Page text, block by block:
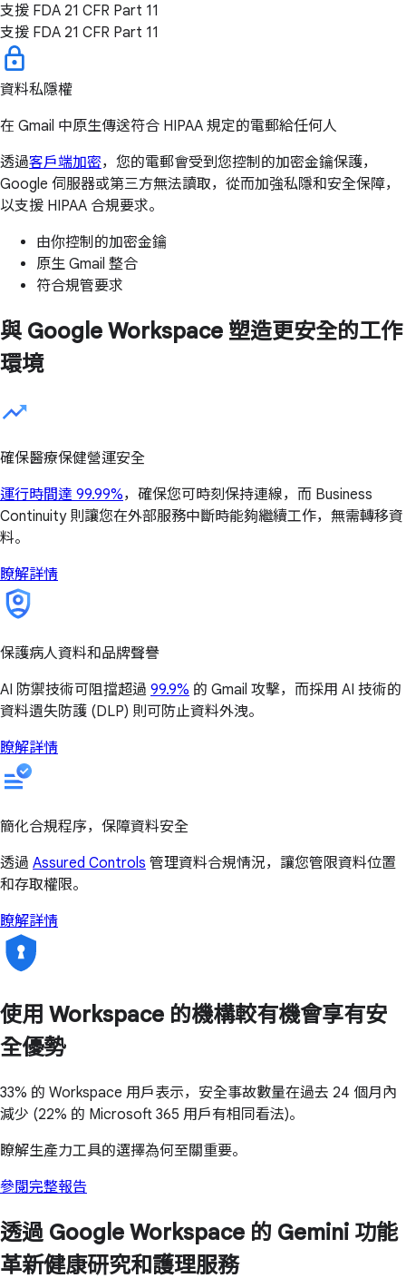
支援 FDA 21 CFR Part 11
支援 FDA 21 CFR Part 11
資料私隱權
在 Gmail 中原生傳送符合 HIPAA 規定的電郵給任何人
透過客戶端加密，您的電郵會受到您控制的加密金鑰保護，
Google 伺服器或第三方無法讀取，從而加強私隱和安全保障，
以支援 HIPAA 合規要求。
由你控制的加密金鑰
原生 Gmail 整合
符合規管要求
與 Google Workspace 塑造更安全的工作
環境
確保醫療保健營運安全
運行時間達 99.99%，確保您可時刻保持連線，而 Business
Continuity 則讓您在外部服務中斷時能夠繼續工作，無需轉移資
料。
瞭解詳情
保護病人資料和品牌聲譽
AI 防禦技術可阻擋超過 99.9% 的 Gmail 攻擊，而採用 AI 技術的
資料遺失防護 (DLP) 則可防止資料外洩。
瞭解詳情
簡化合規程序，保障資料安全
透過 Assured Controls 管理資料合規情況，讓您管限資料位置
和存取權限。
瞭解詳情
使用 Workspace 的機構較有機會享有安
全優勢
33% 的 Workspace 用戶表示，安全事故數量在過去 24 個月內
減少 (22% 的 Microsoft 365 用戶有相同看法)。
瞭解生產力工具的選擇為何至關重要。
參閱完整報告
透過 Google Workspace 的 Gemini 功能
革新健康研究和護理服務